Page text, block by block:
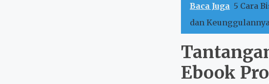
Baca Juga 5 Cara
dan Keunggulannya
Ebook